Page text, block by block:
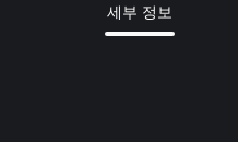
세부 정보